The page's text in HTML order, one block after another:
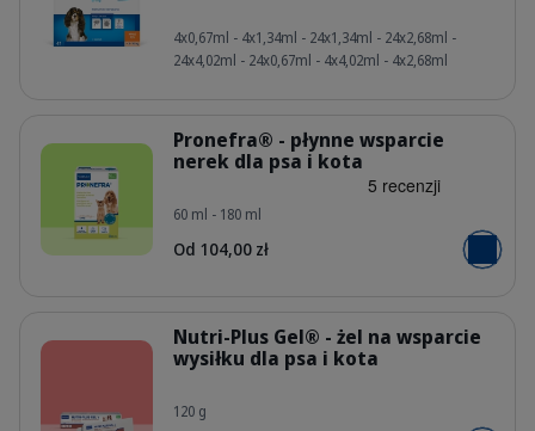
305182_Box_Effipro_x4_face.png
4x0,67ml - 4x1,34ml - 24x1,34ml - 24x2,68ml -
24x4,02ml - 24x0,67ml - 4x4,02ml - 4x2,68ml
Pronefra® - płynne wsparcie
nerek dla psa i kota
60 ml - 180 ml
Od 104,00 zł Dodaj
Nutri-Plus Gel® - żel na wsparcie
wysiłku dla psa i kota
120 g